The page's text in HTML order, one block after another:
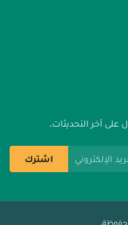
على آخر التحديثات.
اشترك